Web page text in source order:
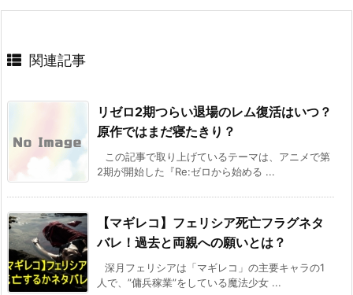
関連記事
リゼロ2期つらい退場のレム復活はいつ？
原作ではまだ寝たきり？
この記事で取り上げているテーマは、アニメで第
2期が開始した『Re:ゼロから始める ...
【マギレコ】フェリシア死亡フラグネタ
バレ！過去と両親への願いとは？
深月フェリシアは「マギレコ」の主要キャラの1
人で、”傭兵稼業”をしている魔法少女 ...